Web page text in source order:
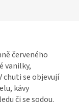
červeného
vanilky,
chuti se objevují
kávy
či se sodou.